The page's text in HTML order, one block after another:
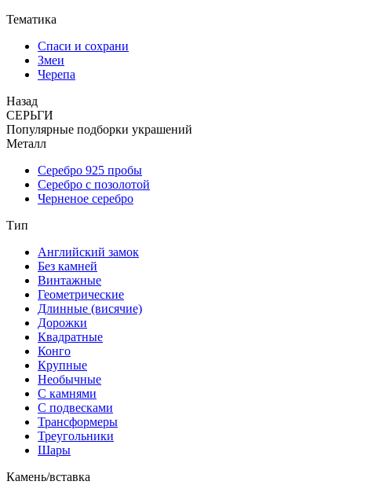
Тематика
Спаси и сохрани
Змеи
Черепа
Назад
СЕРЬГИ
Популярные подборки украшений
Металл
Серебро 925 пробы
Серебро с позолотой
Черненое серебро
Тип
Английский замок
Без камней
Винтажные
Геометрические
Длинные (висячие)
Дорожки
Квадратные
Конго
Крупные
Необычные
С камнями
С подвесками
Трансформеры
Треугольники
Шары
Камень/вставка